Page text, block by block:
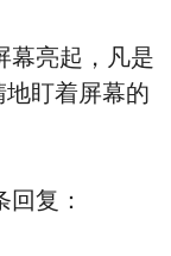
亮起，凡是
盯着屏幕的
复：